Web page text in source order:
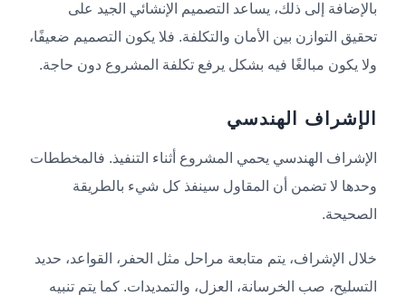
بالإضافة إلى ذلك، يساعد التصميم الإنشائي الجيد على
تحقيق التوازن بين الأمان والتكلفة. فلا يكون التصميم ضعيفًا،
ولا يكون مبالغًا فيه بشكل يرفع تكلفة المشروع دون حاجة.
الإشراف الهندسي
الإشراف الهندسي يحمي المشروع أثناء التنفيذ. فالمخططات
وحدها لا تضمن أن المقاول سينفذ كل شيء بالطريقة
الصحيحة.
خلال الإشراف، يتم متابعة مراحل مثل الحفر، القواعد، حديد
التسليح، صب الخرسانة، العزل، والتمديدات. كما يتم تنبيه